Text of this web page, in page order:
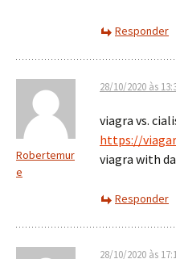
Responder
Robertemur
e
28/10/2020 às
viagra vs.
https://
viagra with
Responder
28/10/2020 às